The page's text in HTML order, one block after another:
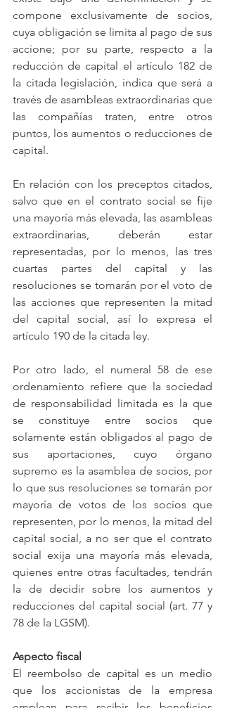
compone exclusivamente de socios,
cuya obligación se limita al pago de sus
accione; por su parte, respecto a la
reducción de capital el artículo 182 de
la citada legislación, indica que será a
través de asambleas extraordinarias que
las compañías traten, entre otros
puntos, los aumentos o reducciones de
capital.
En relación con los preceptos citados,
salvo que en el contrato social se fije
una mayoría más elevada, las asambleas
extraordinarias, deberán estar
representadas, por lo menos, las tres
cuartas partes del capital y las
resoluciones se tomarán por el voto de
las acciones que representen la mitad
del capital social, así lo expresa el
artículo 190 de la citada ley.
Por otro lado, el numeral 58 de ese
ordenamiento refiere que la sociedad
de responsabilidad limitada es la que
se constituye entre socios que
solamente están obligados al pago de
sus aportaciones, cuyo órgano
supremo es la asamblea de socios, por
lo que sus resoluciones se tomarán por
mayoría de votos de los socios que
representen, por lo menos, la mitad del
capital social, a no ser que el contrato
social exija una mayoría más elevada,
quienes entre otras facultades, tendrán
la de decidir sobre los aumentos y
reducciones del capital social (art. 77 y
78 de la LGSM).
Aspecto fiscal
El reembolso de capital es un medio
que los accionistas de la empresa